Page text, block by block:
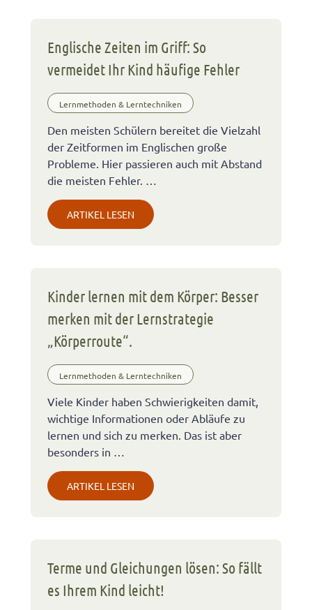
Englische Zeiten im Griff: So
vermeidet Ihr Kind häufige Fehler
Lernmethoden & Lerntechniken
Den meisten Schülern bereitet die Vielzahl
der Zeitformen im Englischen große
Probleme. Hier passieren auch mit Abstand
die meisten Fehler. …
ARTIKEL LESEN
Kinder lernen mit dem Körper: Besser
merken mit der Lernstrategie
„Körperroute“.
Lernmethoden & Lerntechniken
Viele Kinder haben Schwierigkeiten damit,
wichtige Informationen oder Abläufe zu
lernen und sich zu merken. Das ist aber
besonders in …
ARTIKEL LESEN
Terme und Gleichungen lösen: So fällt
es Ihrem Kind leicht!